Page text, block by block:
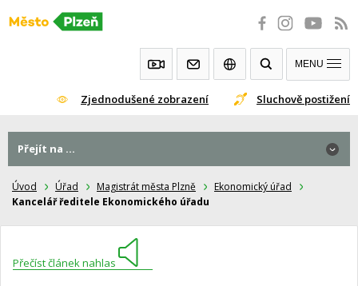
Přeskočit
Zjednodušené zobrazení Sluchově postižení
MENU
Úvod Úřad Magistrát města Plzně
Ekonomický úřad
Kancelář ředitele Ekonomického úřadu
Přečíst článek nahlas
Přejít na ...